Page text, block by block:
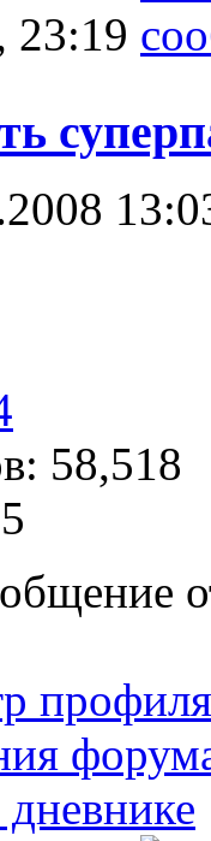
23:19
58,518
профиля